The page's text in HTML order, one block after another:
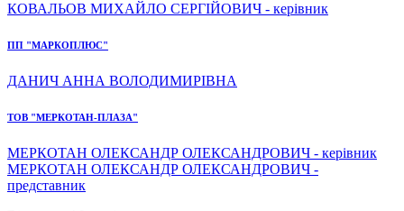
КОВАЛЬОВ МИХАЙЛО СЕРГІЙОВИЧ - керівник
ПП "МАРКОПЛЮС"
ДАНИЧ АННА ВОЛОДИМИРІВНА
ТОВ "МЕРКОТАН-ПЛАЗА"
МЕРКОТАН ОЛЕКСАНДР ОЛЕКСАНДРОВИЧ - керівник
МЕРКОТАН ОЛЕКСАНДР ОЛЕКСАНДРОВИЧ -
представник